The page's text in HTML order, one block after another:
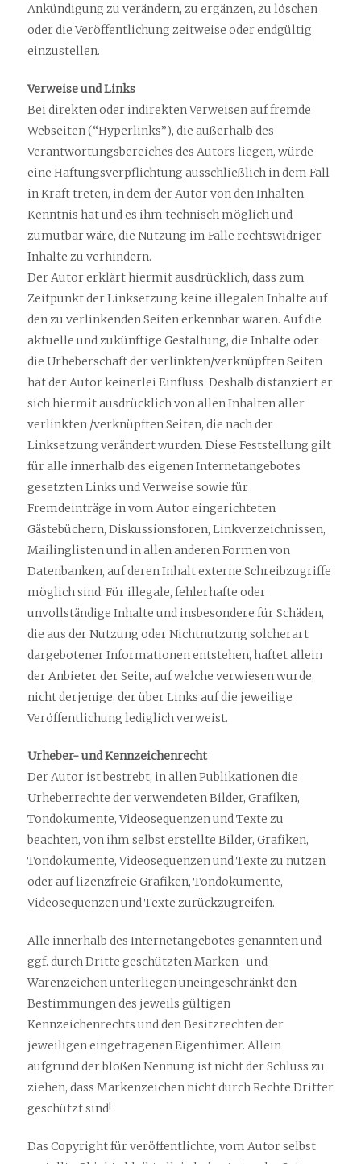
Ankündigung zu verändern, zu ergänzen, zu löschen
oder die Veröffentlichung zeitweise oder endgültig
einzustellen.
Verweise und Links
Bei direkten oder indirekten Verweisen auf fremde
Webseiten (“Hyperlinks”), die außerhalb des
Verantwortungsbereiches des Autors liegen, würde
eine Haftungsverpflichtung ausschließlich in dem Fall
in Kraft treten, in dem der Autor von den Inhalten
Kenntnis hat und es ihm technisch möglich und
zumutbar wäre, die Nutzung im Falle rechtswidriger
Inhalte zu verhindern.
Der Autor erklärt hiermit ausdrücklich, dass zum
Zeitpunkt der Linksetzung keine illegalen Inhalte auf
den zu verlinkenden Seiten erkennbar waren. Auf die
aktuelle und zukünftige Gestaltung, die Inhalte oder
die Urheberschaft der verlinkten/verknüpften Seiten
hat der Autor keinerlei Einfluss. Deshalb distanziert er
sich hiermit ausdrücklich von allen Inhalten aller
verlinkten /verknüpften Seiten, die nach der
Linksetzung verändert wurden. Diese Feststellung gilt
für alle innerhalb des eigenen Internetangebotes
gesetzten Links und Verweise sowie für
Fremdeinträge in vom Autor eingerichteten
Gästebüchern, Diskussionsforen, Linkverzeichnissen,
Mailinglisten und in allen anderen Formen von
Datenbanken, auf deren Inhalt externe Schreibzugriffe
möglich sind. Für illegale, fehlerhafte oder
unvollständige Inhalte und insbesondere für Schäden,
die aus der Nutzung oder Nichtnutzung solcherart
dargebotener Informationen entstehen, haftet allein
der Anbieter der Seite, auf welche verwiesen wurde,
nicht derjenige, der über Links auf die jeweilige
Veröffentlichung lediglich verweist.
Urheber- und Kennzeichenrecht
Der Autor ist bestrebt, in allen Publikationen die
Urheberrechte der verwendeten Bilder, Grafiken,
Tondokumente, Videosequenzen und Texte zu
beachten, von ihm selbst erstellte Bilder, Grafiken,
Tondokumente, Videosequenzen und Texte zu nutzen
oder auf lizenzfreie Grafiken, Tondokumente,
Videosequenzen und Texte zurückzugreifen.
Alle innerhalb des Internetangebotes genannten und
ggf. durch Dritte geschützten Marken- und
Warenzeichen unterliegen uneingeschränkt den
Bestimmungen des jeweils gültigen
Kennzeichenrechts und den Besitzrechten der
jeweiligen eingetragenen Eigentümer. Allein
aufgrund der bloßen Nennung ist nicht der Schluss zu
ziehen, dass Markenzeichen nicht durch Rechte Dritter
geschützt sind!
Das Copyright für veröffentlichte, vom Autor selbst